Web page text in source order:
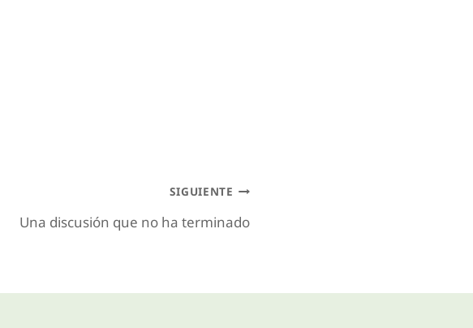
SIGUIENTE
Una discusión que no ha terminado